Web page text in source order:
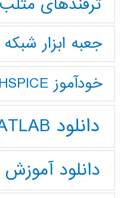
جعبه ابزار
خودآموز HSPICE
دانلود MATLAB
دانلود آموزش Matlab